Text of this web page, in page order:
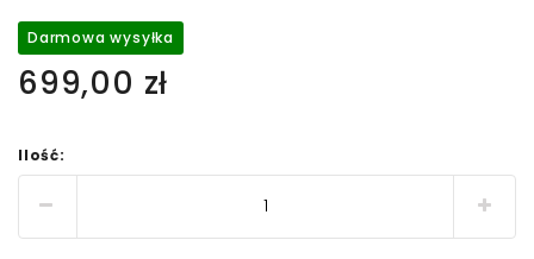
Darmowa wysyłka
699,00 zł
Ilość: